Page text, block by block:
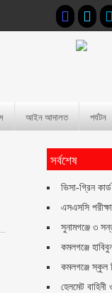
আইন আদালত পর্যটন
সর্বশেষ
ভিসা-গ্রিন
এসএসসি
সুনামগঞ্জে ৩
কমলগঞ্জে
কমলগঞ্জে স্কুল
হেলমেট